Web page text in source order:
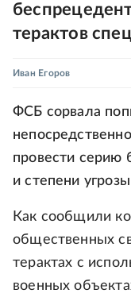
терактов
Иван Егоров
ФСБ сорвала
провести серию
и степени
Как сообщили
общественных
терактах с
военных